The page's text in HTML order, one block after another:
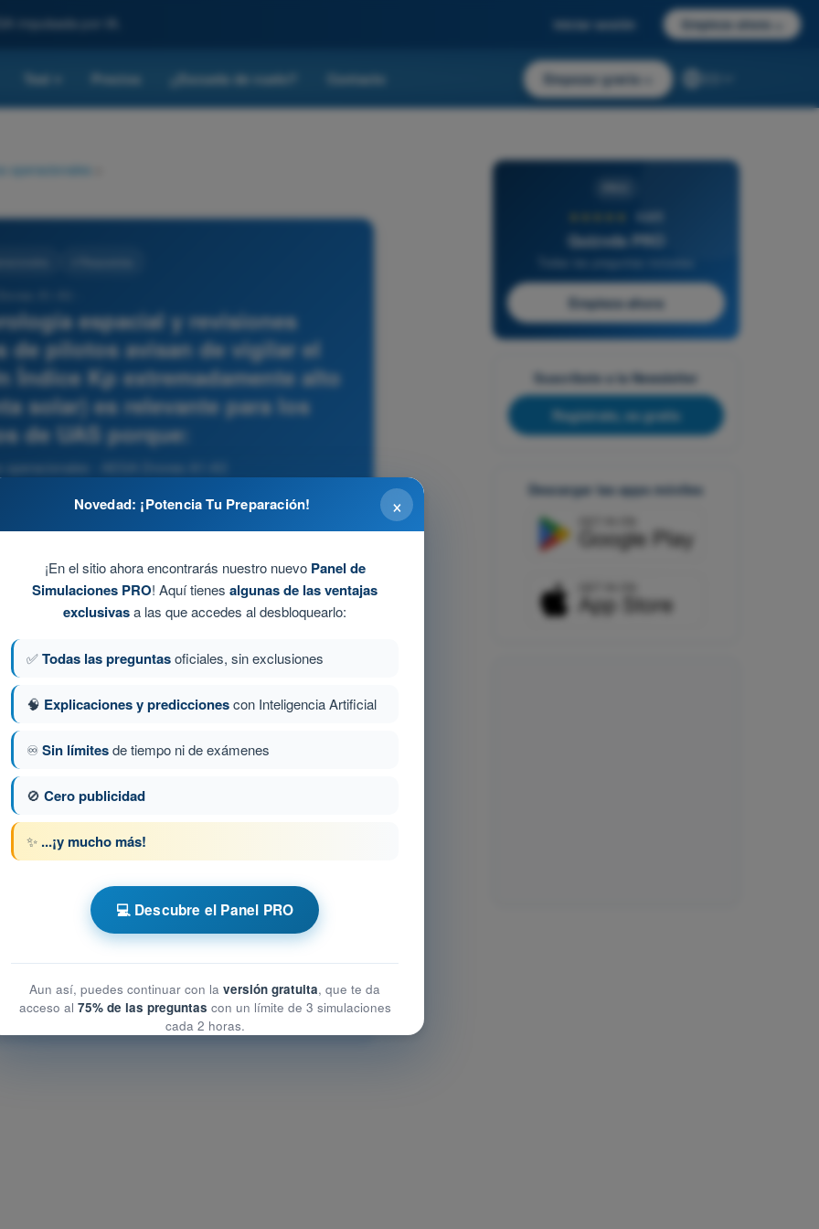
impulsada por IA. Iniciar sesión Empieza ahora
Test Precios ¿Escuela de vuelo? Contacto Empezar gratis
operacionales
espacial y revisiones
de pilotos avisan de vigilar el
Índice Kp extremadamente alto
solar) es relevante para los
de UAS porque:
- AESA Drones A1-A3
la fiabilidad y precisión de la señal de
errores de posicionamiento o derivas en pleno
al dron.
radiación ultravioleta.
en tierra.
64 de 120 Siguiente pregunta
Drones A1-A3
4,6/5
Quizvds PRO
Empieza ahora
Suscríbete a la Newsletter
Regístrate, es gratis
Descargar las apps móviles
×
Novedad: ¡Potencia Tu Preparación!
¡En el sitio ahora encontrarás nuestro nuevo Panel de
Simulaciones PRO! Aquí tienes algunas de las ventajas
exclusivasa las que accedes al desbloquearlo:
✅Todas las preguntasoficiales, sin exclusiones
🧠 Explicaciones y prediccionescon Inteligencia Artificial
♾️Sin límitesde tiempo ni de exámenes
🚫 Cero publicidad
✨ ...¡y mucho más!
💻 Descubre el Panel PRO
Aun así, puedes continuar con la versión gratuita, que te da
acceso al 75% de las preguntas con un límite de 3 simulaciones
cada 2 horas.